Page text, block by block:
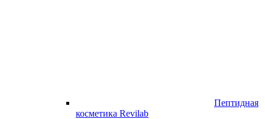
Пептидная
косметика Revilab